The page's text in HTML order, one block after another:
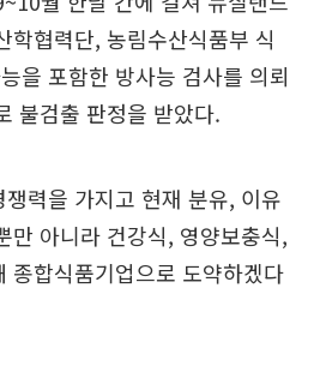
학협력단, 농림수산식품부 식
을 포함한 방사능 검사를 의뢰
불검출 판정을 받았다.
력을 가지고 현재 분유, 이유
만 아니라 건강식, 영양보충식,
종합식품기업으로 도약하겠다